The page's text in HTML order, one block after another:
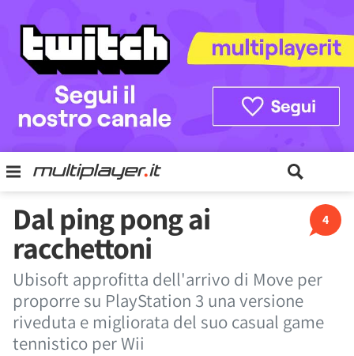
4
Dal ping pong ai
racchettoni
Ubisoft approfitta dell'arrivo di Move per
proporre su PlayStation 3 una versione
riveduta e migliorata del suo casual game
tennistico per Wii